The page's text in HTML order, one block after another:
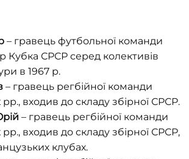
– гравець футбольної команди
Кубка СРСР серед колективів
в 1967 р.
– гравець регбійної команди
рр., входив до складу збірної СРСР.
– гравець регбійної команди
рр., входив до складу збірної СРСР,
клубах.